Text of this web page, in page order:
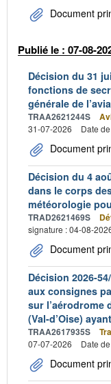
Document
Publié le : 07-08-
Décision du 31
fonctions de
générale de
TRAA2621244S
31-07-2026
Date
Document
Décision du 4
dans le corps
météorologie
TRAD2621469S
signature : 04-08-
Document
Décision 2026-
aux consignes
sur l’aérodrome
(Val-d’Oise)
TRAA2617935S
07-07-2026
Date
Document